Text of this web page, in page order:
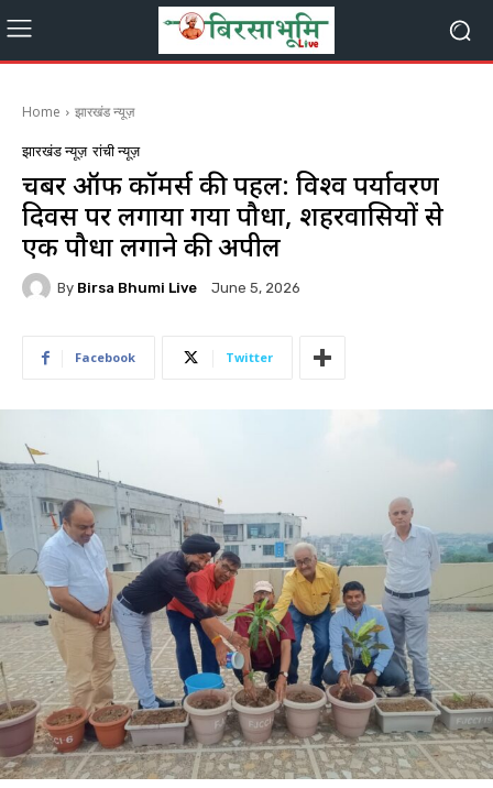
Home झारखंड न्यूज़
झारखंड न्यूज़ रांची न्यूज़
चैंबर ऑफ कॉमर्स की पहल: विश्व पर्यावरण
दिवस पर लगाया गया पौधा, शहरवासियों से
एक पौधा लगाने की अपील
By Birsa Bhumi Live June 5, 2026
Facebook Twitter